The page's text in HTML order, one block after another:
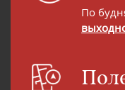
По